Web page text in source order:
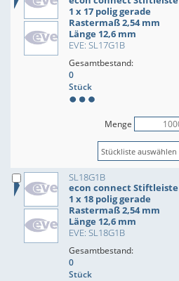
1 x 17 polig gerade
Rastermaß 2,54 mm
Länge 12,6 mm
EVE: SL17G1B
Gesamtbestand:
0
Stück
Menge
SL18G1B
econ connect Stiftleiste
1 x 18 polig gerade
Rastermaß 2,54 mm
Länge 12,6 mm
EVE: SL18G1B
Gesamtbestand:
0
Stück